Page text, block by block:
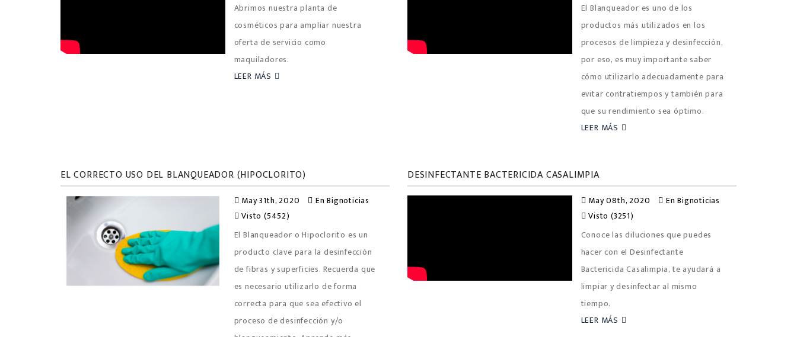
Abrimos nuestra planta de
cosméticos para ampliar nuestra
oferta de servicio como
maquiladores.
LEER MÁS
El Blanqueador es uno de los
productos más utilizados en los
procesos de limpieza y desinfección,
por eso, es muy importante saber
cómo utilizarlo adecuadamente para
evitar contratiempos y también para
que su rendimiento sea óptimo.
LEER MÁS
EL CORRECTO USO DEL BLANQUEADOR (HIPOCLORITO)
May 31th, 2020 En Bignoticias
Visto (5452)
El Blanqueador o Hipoclorito es un
producto clave para la desinfección
de fibras y superficies. Recuerda que
es necesario utilizarlo de forma
correcta para que sea efectivo el
proceso de desinfección y/o
DESINFECTANTE BACTERICIDA CASALIMPIA
May 08th, 2020 En Bignoticias
Visto (3251)
Conoce las diluciones que puedes
hacer con el Desinfectante
Bactericida Casalimpia, te ayudará a
limpiar y desinfectar al mismo
tiempo.
LEER MÁS